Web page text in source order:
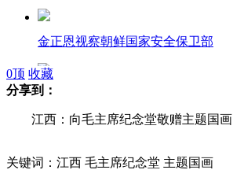
金正恩视察朝鲜国家安全保卫部
张曼玉露香肩玉背 首度高歌
0顶 收藏
分享到：
江西：向毛主席纪念堂敬赠主题国画
关键词：江西 毛主席纪念堂 主题国画